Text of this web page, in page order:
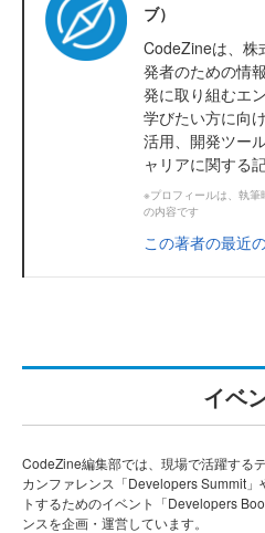
ブ）
CodeZineは、株
発者のための情
発に取り組むエ
学びたい方に向
活用、開発ツー
ャリアに関する
※プロフィールは、執
の内容です
この著者の最近
イベ
CodeZine編集部では、現場で活躍する
カンファレンス「Developers Summit
トするためのイベント「Developers
ンスを企画・運営しています。